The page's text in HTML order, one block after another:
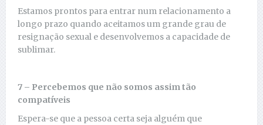
Estamos prontos para entrar num relacionamento a
longo prazo quando aceitamos um grande grau de
resignação sexual e desenvolvemos a capacidade de
sublimar.
7 – Percebemos que não somos assim tão
compatíveis
Espera-se que a pessoa certa seja alguém que